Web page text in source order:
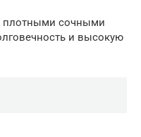
плотными сочными
и высокую